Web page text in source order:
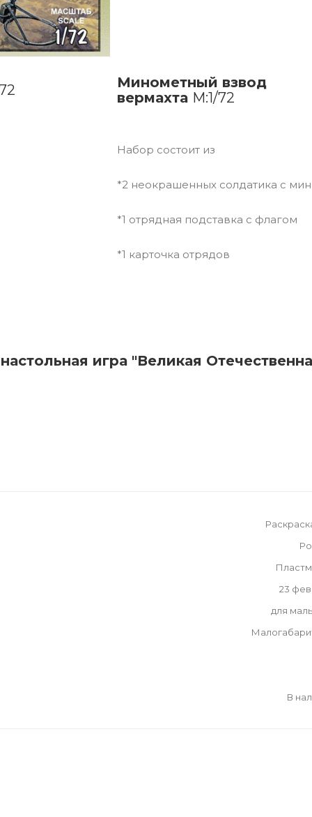
Минометный взвод
вермахта М:1/72
Набор состоит из
*2 неокрашенных солдатика с
*1 отрядная подставка с флагом
*1 карточка отрядов
игра "Великая
23
для
В